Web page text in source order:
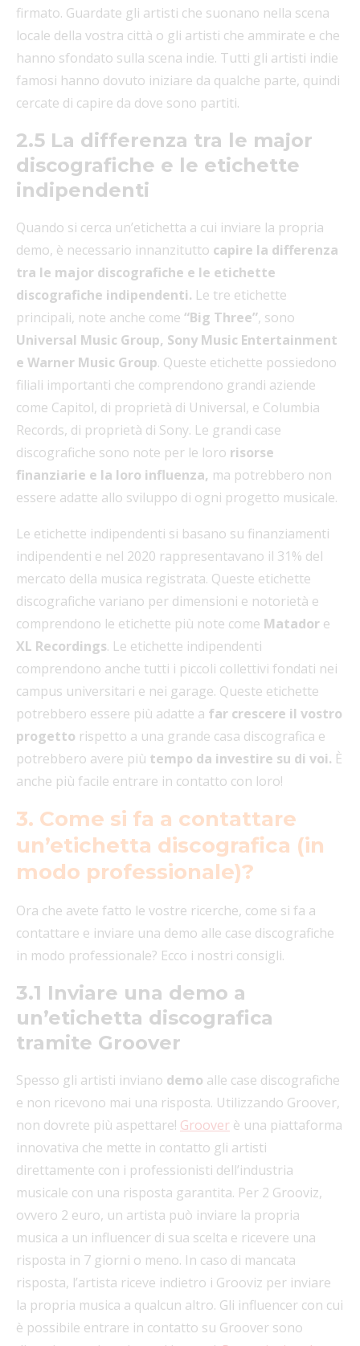
firmato. Guardate gli artisti che suonano nella scena
locale della vostra città o gli artisti che ammirate e che
hanno sfondato sulla scena indie. Tutti gli artisti indie
famosi hanno dovuto iniziare da qualche parte, quindi
cercate di capire da dove sono partiti.
2.5 La differenza tra le major
discografiche e le etichette
indipendenti
Quando si cerca un’etichetta a cui inviare la propria
demo, è necessario innanzitutto capire la differenza
tra le major discografiche e le etichette
discografiche indipendenti. Le tre etichette
principali, note anche come “Big Three”, sono
Universal Music Group, Sony Music Entertainment
e Warner Music Group. Queste etichette possiedono
filiali importanti che comprendono grandi aziende
come Capitol, di proprietà di Universal, e Columbia
Records, di proprietà di Sony. Le grandi case
discografiche sono note per le loro risorse
finanziarie e la loro influenza, ma potrebbero non
essere adatte allo sviluppo di ogni progetto musicale.
Le etichette indipendenti si basano su finanziamenti
indipendenti e nel 2020 rappresentavano il 31% del
mercato della musica registrata. Queste etichette
discografiche variano per dimensioni e notorietà e
comprendono le etichette più note come Matador e
XL Recordings. Le etichette indipendenti
comprendono anche tutti i piccoli collettivi fondati nei
campus universitari e nei garage. Queste etichette
potrebbero essere più adatte a far crescere il vostro
progetto rispetto a una grande casa discografica e
potrebbero avere più tempo da investire su di voi. È
anche più facile entrare in contatto con loro!
3. Come si fa a contattare
un’etichetta discografica (in
modo professionale)?
Ora che avete fatto le vostre ricerche, come si fa a
contattare e inviare una demo alle case discografiche
in modo professionale? Ecco i nostri consigli.
3.1 Inviare una demo a
un’etichetta discografica
tramite Groover
Spesso gli artisti inviano demo alle case discografiche
e non ricevono mai una risposta. Utilizzando Groover,
non dovrete più aspettare! Groover è una piattaforma
innovativa che mette in contatto gli artisti
direttamente con i professionisti dell’industria
musicale con una risposta garantita. Per 2 Grooviz,
ovvero 2 euro, un artista può inviare la propria
musica a un influencer di sua scelta e ricevere una
risposta in 7 giorni o meno. In caso di mancata
risposta, l’artista riceve indietro i Grooviz per inviare
la propria musica a qualcun altro. Gli influencer con cui
è possibile entrare in contatto su Groover sono